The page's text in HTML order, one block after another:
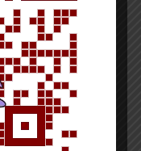
Indonesia
2026
– Dua...